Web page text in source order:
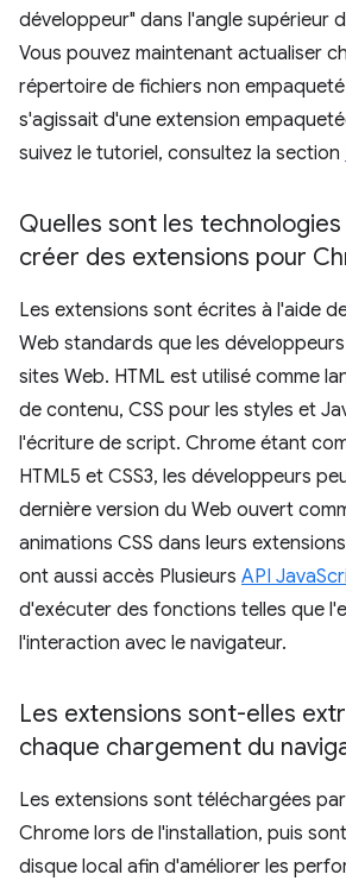
développeur" dans l'angle supérieur
Vous pouvez maintenant actualiser
répertoire de fichiers non empaqueté
s'agissait d'une extension
suivez le tutoriel, consultez la section
Quelles sont les
créer des extensions pour
Les extensions sont écrites à l'aide
Web standards que les
sites Web. HTML est utilisé comme
de contenu, CSS pour les styles et
l'écriture de script. Chrome étant
HTML5 et CSS3, les développeurs
dernière version du Web ouvert
animations CSS dans leurs
ont aussi accès Plusieurs API
d'exécuter des fonctions telles que
l'interaction avec le navigateur.
Les extensions sont-elles
chaque chargement du
Les extensions sont téléchargées
Chrome lors de l'installation, puis
disque local afin d'améliorer les